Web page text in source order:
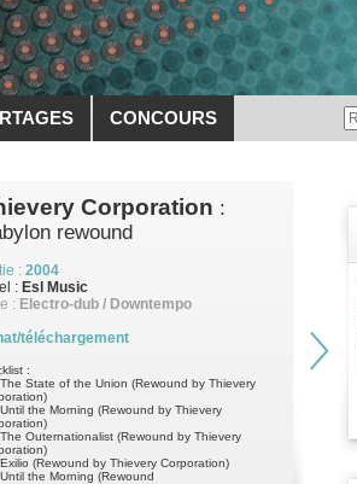
CONCOURS
Corporation :
rewound
: 2004
: Esl Music
: Electro-dub / Downtempo
téléchargement
:
State of the Union (Rewound by Thievery
the Morning (Rewound by Thievery
Outernationalist (Rewound by Thievery
(Rewound by Thievery Corporation)
the Morning (Rewound